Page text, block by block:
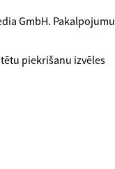
GmbH. Pakalpojumu
piekrišanu izvēles